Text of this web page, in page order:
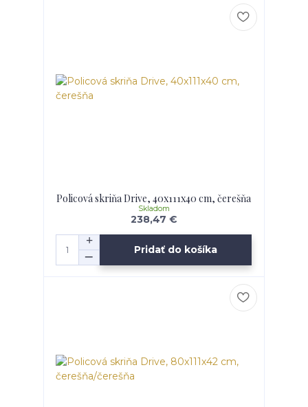
Policová skriňa Drive, 40x111x40 cm, čerešňa
238,47 €
Skladom
Pridať do košíka